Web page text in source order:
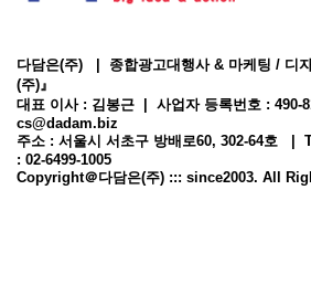
다담은(주) | 종합광고대행사 & 마케팅 / 디
(주)』
대표 이사 : 김봉근 | 사업자 등록번호 :
cs@dadam.biz
주소 : 서울시 서초구 방배로60, 302-64호 |
: 02-6499-1005
Copyright＠다담은(주) ::: since2003. All